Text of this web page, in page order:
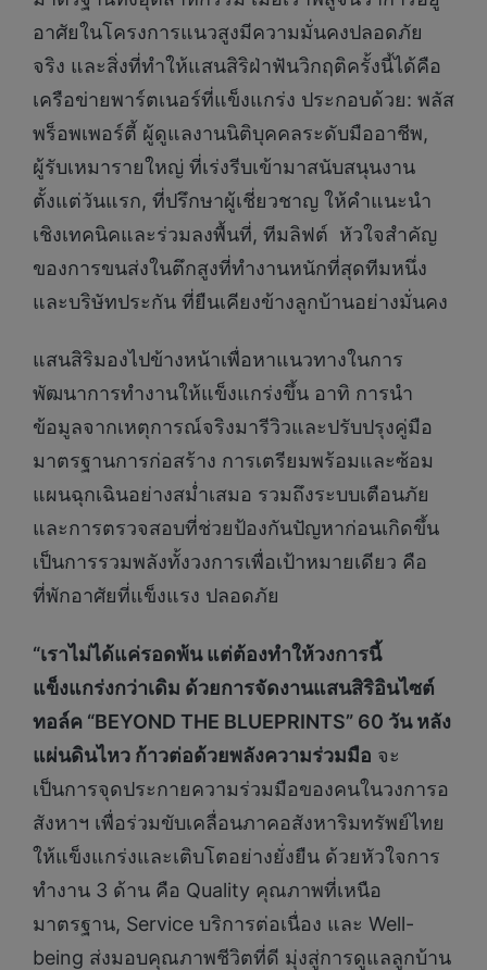
อาศัยในโครงการแนวสูงมีความมั่นคงปลอดภัย
จริง และสิ่งที่ทำให้แสนสิริฝ่าฟันวิกฤติครั้งนี้ได้คือ
เครือข่ายพาร์ตเนอร์ที่แข็งแกร่ง ประกอบด้วย: พลัส
พร็อพเพอร์ตี้ ผู้ดูแลงานนิติบุคคลระดับมืออาชีพ,
ผู้รับเหมารายใหญ่ ที่เร่งรีบเข้ามาสนับสนุนงาน
ตั้งแต่วันแรก, ที่ปรึกษาผู้เชี่ยวชาญ ให้คำแนะนำ
เชิงเทคนิคและร่วมลงพื้นที่, ทีมลิฟต์ หัวใจสำคัญ
ของการขนส่งในตึกสูงที่ทำงานหนักที่สุดทีมหนึ่ง
และบริษัทประกัน ที่ยืนเคียงข้างลูกบ้านอย่างมั่นคง
แสนสิริมองไปข้างหน้าเพื่อหาแนวทางในการ
พัฒนาการทำงานให้แข็งแกร่งขึ้น อาทิ การนำ
ข้อมูลจากเหตุการณ์จริงมารีวิวและปรับปรุงคู่มือ
มาตรฐานการก่อสร้าง การเตรียมพร้อมและซ้อม
แผนฉุกเฉินอย่างสม่ำเสมอ รวมถึงระบบเตือนภัย
และการตรวจสอบที่ช่วยป้องกันปัญหาก่อนเกิดขึ้น
เป็นการรวมพลังทั้งวงการเพื่อเป้าหมายเดียว คือ
ที่พักอาศัยที่แข็งแรง ปลอดภัย
“เราไม่ได้แค่รอดพ้น แต่ต้องทำให้วงการนี้
แข็งแกร่งกว่าเดิม ด้วยการจัดงานแสนสิริอินไซต์
ทอล์ค “BEYOND THE BLUEPRINTS” 60 วัน หลัง
แผ่นดินไหว ก้าวต่อด้วยพลังความร่วมมือ จะ
เป็นการจุดประกายความร่วมมือของคนในวงการอ
สังหาฯ เพื่อร่วมขับเคลื่อนภาคอสังหาริมทรัพย์ไทย
ให้แข็งแกร่งและเติบโตอย่างยั่งยืน ด้วยหัวใจการ
ทำงาน 3 ด้าน คือ Quality คุณภาพที่เหนือ
มาตรฐาน, Service บริการต่อเนื่อง และ Well-
being ส่งมอบคุณภาพชีวิตที่ดี มุ่งสู่การดูแลลูกบ้าน